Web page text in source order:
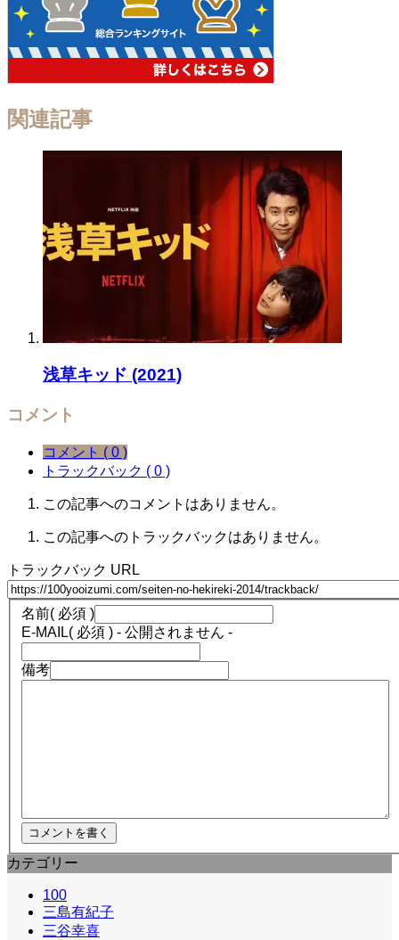
関連記事
浅草キッド (2021)
コメント
コメント ( 0 )
トラックバック ( 0 )
この記事へのコメントはありません。
この記事へのトラックバックはありません。
トラックバック URL
名前( 必須 )
E-MAIL( 必須 ) - 公開されません -
備考
カテゴリー
100
三島有紀子
三谷幸喜